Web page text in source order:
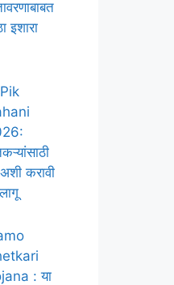
इशारा
करावी
: या